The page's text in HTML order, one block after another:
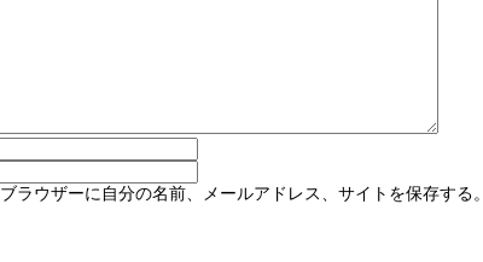
ラウザーに自分の名前、メールアドレス、サイトを保存する。